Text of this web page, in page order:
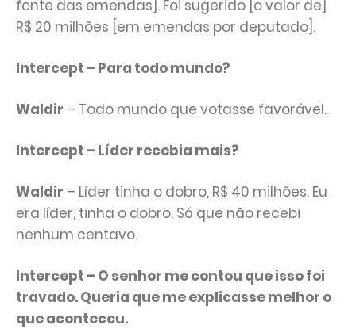
fonte das emendas]. Foi sugerido [o valor de]
R$ 20 milhões [em emendas por deputado].
Intercept – Para todo mundo?
Waldir – Todo mundo que votasse favorável.
Intercept – Líder recebia mais?
Waldir – Líder tinha o dobro, R$ 40 milhões. Eu
era líder, tinha o dobro. Só que não recebi
nenhum centavo.
Intercept – O senhor me contou que isso foi
travado. Queria que me explicasse melhor o
que aconteceu.